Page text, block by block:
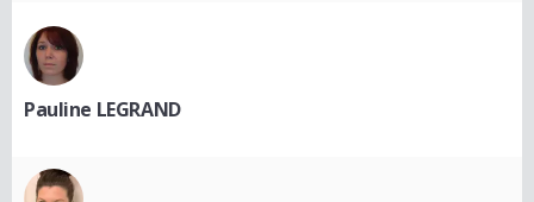
Pauline LEGRAND